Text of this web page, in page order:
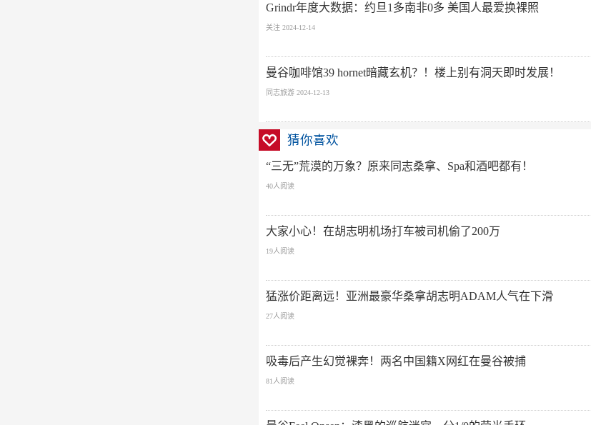
Grindr年度大数据：约旦1多南非0多 美国人最爱换裸照
关注 2024-12-14
曼谷咖啡馆39 hornet暗藏玄机？！楼上别有洞天即时发展！
同志旅游 2024-12-13
猜你喜欢
“三无”荒漠的万象？原来同志桑拿、Spa和酒吧都有！
40人阅读
大家小心！在胡志明机场打车被司机偷了200万
19人阅读
猛涨价距离远！亚洲最豪华桑拿胡志明ADAM人气在下滑
27人阅读
吸毒后产生幻觉裸奔！两名中国籍X网红在曼谷被捕
81人阅读